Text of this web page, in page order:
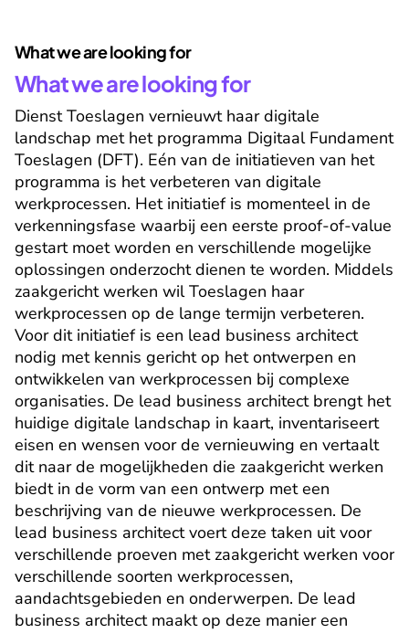
What we are looking for
What we are looking for
Dienst Toeslagen vernieuwt haar digitale
landschap met het programma Digitaal Fundament
Toeslagen (DFT). Eén van de initiatieven van het
programma is het verbeteren van digitale
werkprocessen. Het initiatief is momenteel in de
verkenningsfase waarbij een eerste proof-of-value
gestart moet worden en verschillende mogelijke
oplossingen onderzocht dienen te worden. Middels
zaakgericht werken wil Toeslagen haar
werkprocessen op de lange termijn verbeteren.
Voor dit initiatief is een lead business architect
nodig met kennis gericht op het ontwerpen en
ontwikkelen van werkprocessen bij complexe
organisaties. De lead business architect brengt het
huidige digitale landschap in kaart, inventariseert
eisen en wensen voor de vernieuwing en vertaalt
dit naar de mogelijkheden die zaakgericht werken
biedt in de vorm van een ontwerp met een
beschrijving van de nieuwe werkprocessen. De
lead business architect voert deze taken uit voor
verschillende proeven met zaakgericht werken voor
verschillende soorten werkprocessen,
aandachtsgebieden en onderwerpen. De lead
business architect maakt op deze manier een